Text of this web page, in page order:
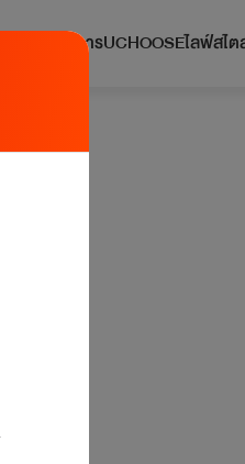
บริการUCHOOSEไลฟ์สไต